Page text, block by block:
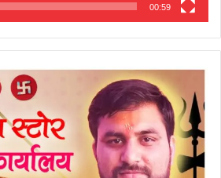
00:59